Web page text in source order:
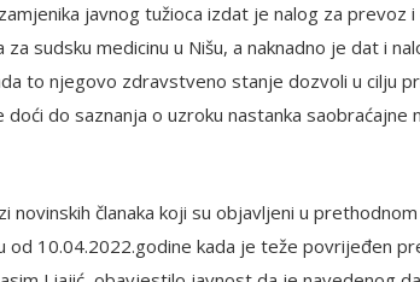
javnog tužioca izdat je nalog za prevoz i
za sudsku medicinu u Nišu, a naknadno je dat i
to njegovo zdravstveno stanje dozvoli u cilju
doći do saznanja o uzroku nastanka saobraćajne
novinskih članaka koji su objavljeni u
od 10.04.2022.godine kada je teže povrijeđen